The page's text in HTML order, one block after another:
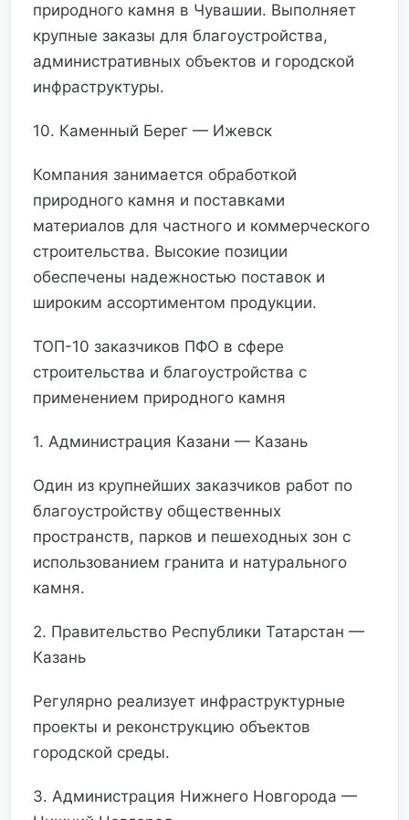
природного камня в Чувашии. Выполняет
крупные заказы для благоустройства,
административных объектов и городской
инфраструктуры.
10. Каменный Берег — Ижевск
Компания занимается обработкой
природного камня и поставками
материалов для частного и коммерческого
строительства. Высокие позиции
обеспечены надежностью поставок и
широким ассортиментом продукции.
ТОП-10 заказчиков ПФО в сфере
строительства и благоустройства с
применением природного камня
1. Администрация Казани — Казань
Один из крупнейших заказчиков работ по
благоустройству общественных
пространств, парков и пешеходных зон с
использованием гранита и натурального
камня.
2. Правительство Республики Татарстан —
Казань
Регулярно реализует инфраструктурные
проекты и реконструкцию объектов
городской среды.
3. Администрация Нижнего Новгорода —